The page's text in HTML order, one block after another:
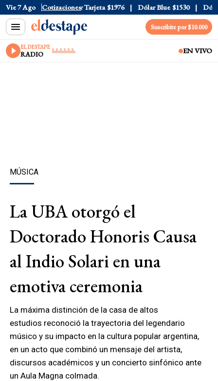
Vie 7 Ago Cotizaciones
$1520 Dólar Tarjeta $1976 Dólar Blue $1530 Dólar
Suscribite por $10.000
EL DESTAPE
RADIO EN VIVO
MÚSICA
La UBA otorgó el
Doctorado Honoris Causa
al Indio Solari en una
emotiva ceremonia
La máxima distinción de la casa de altos
estudios reconoció la trayectoria del legendario
músico y su impacto en la cultura popular argentina,
en un acto que combinó un mensaje del artista,
discursos académicos y un concierto sinfónico ante
un Aula Magna colmada.